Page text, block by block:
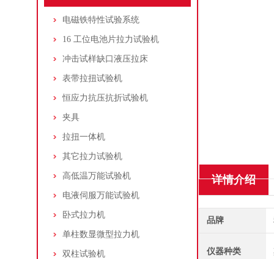
电磁铁特性试验系统
16 工位电池片拉力试验机
冲击试样缺口液压拉床
表带拉扭试验机
恒应力抗压抗折试验机
夹具
拉扭一体机
其它拉力试验机
高低温万能试验机
电液伺服万能试验机
卧式拉力机
单柱数显微型拉力机
双柱试验机
详情介绍
品牌
仪器种类